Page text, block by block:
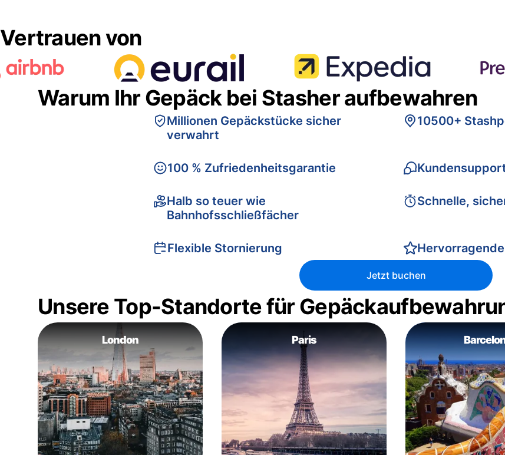
Vertrauen von
Warum Ihr Gepäck bei Stasher aufbewahren
Millionen Gepäckstücke sicher
verwahrt
100 % Zufriedenheitsgarantie
Halb so teuer wie
Bahnhofsschließfächer
Flexible Stornierung
10500+
Schnelle,
Jetzt buchen
Unsere Top-Standorte für
London Paris